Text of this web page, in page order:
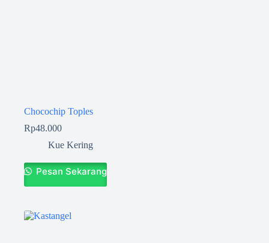
Chocochip Toples
Rp48.000
Kue Kering
Pesan Sekarang